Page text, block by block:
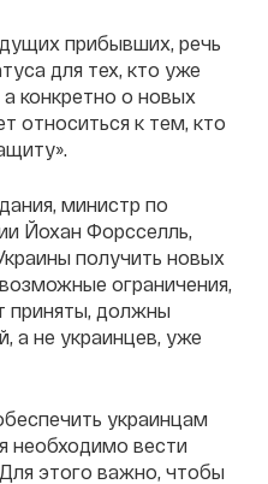
прибывших, речь
для тех, кто уже
конкретно о новых
относиться к тем, кто
министр по
Йохан Форсселль,
получить новых
ограничения,
приняты, должны
а не украинцев, уже
украинцам
необходимо вести
этого важно, чтобы